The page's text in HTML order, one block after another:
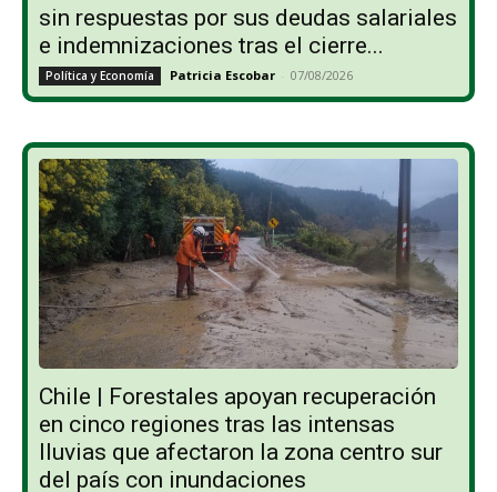
sin respuestas por sus deudas salariales
e indemnizaciones tras el cierre...
Política y Economía Patricia Escobar - 07/08/2026
Chile | Forestales apoyan recuperación
en cinco regiones tras las intensas
lluvias que afectaron la zona centro sur
del país con inundaciones